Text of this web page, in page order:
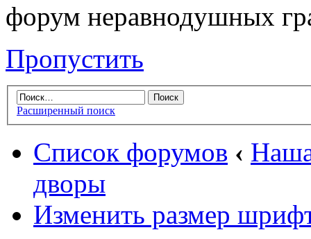
форум неравнодушных
Пропустить
Расширенный поиск
Список форумов ‹
дворы
Изменить размер